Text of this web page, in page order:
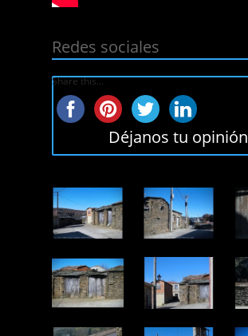
Redes sociales
Share this...
Déjanos tu opinión